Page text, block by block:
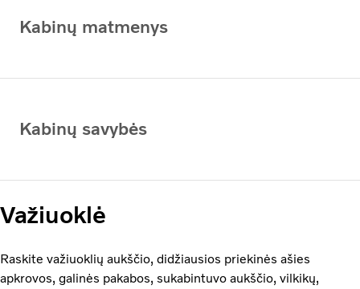
Kabinų matmenys
Kabinų savybės
Važiuoklė
Raskite važiuoklių aukščio, didžiausios priekinės ašies
apkrovos, galinės pakabos, sukabintuvo aukščio, vilkikų,